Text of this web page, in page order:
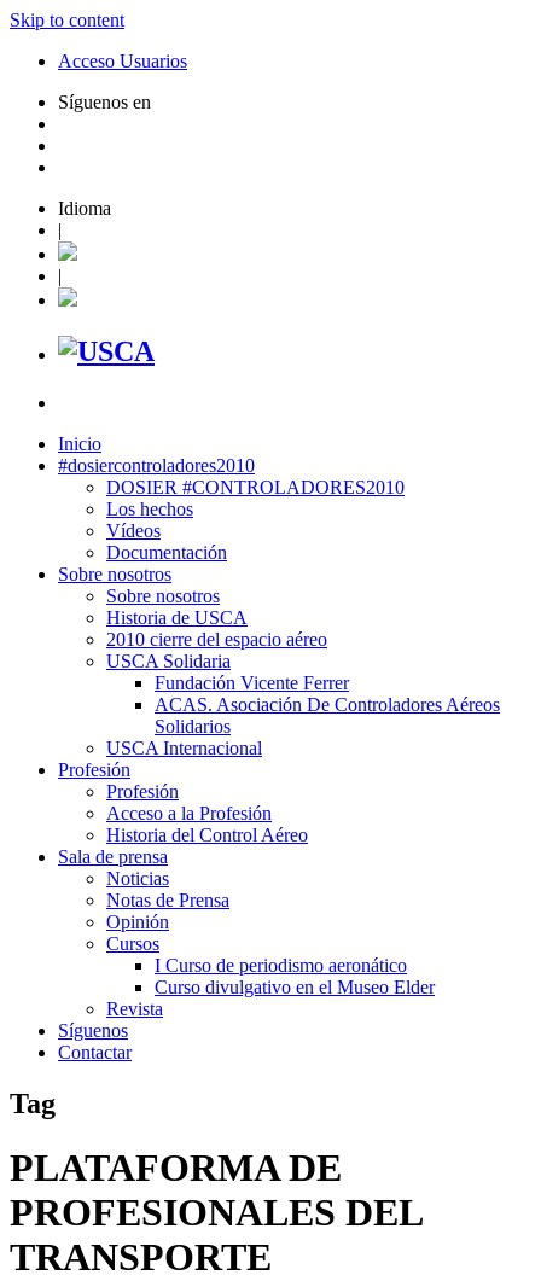
Skip to content
Acceso Usuarios
Síguenos en
Idioma
|
|
Inicio
#dosiercontroladores2010
DOSIER #CONTROLADORES2010
Los hechos
Vídeos
Documentación
Sobre nosotros
Sobre nosotros
Historia de USCA
2010 cierre del espacio aéreo
USCA Solidaria
Fundación Vicente Ferrer
ACAS. Asociación De Controladores Aéreos
Solidarios
USCA Internacional
Profesión
Profesión
Acceso a la Profesión
Historia del Control Aéreo
Sala de prensa
Noticias
Notas de Prensa
Opinión
Cursos
I Curso de periodismo aeronático
Curso divulgativo en el Museo Elder
Revista
Síguenos
Contactar
Tag
PLATAFORMA DE
PROFESIONALES DEL
TRANSPORTE